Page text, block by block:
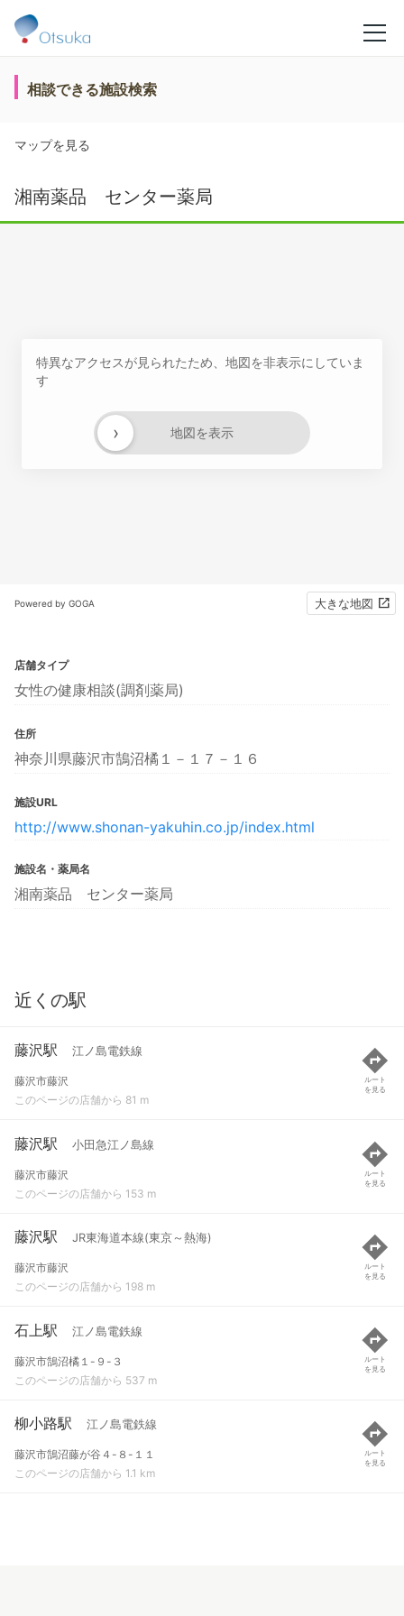
相談できる施設検索
マップを見る
湘南薬品 センター薬局
特異なアクセスが見られたため、地図を非表示にしていま
す
地図を表示
›
Powered by GOGA 大きな地図
店舗タイプ
女性の健康相談(調剤薬局)
住所
神奈川県藤沢市鵠沼橘１－１７－１６
施設URL
http://www.shonan-yakuhin.co.jp/index.html
施設名・薬局名
湘南薬品 センター薬局
近くの駅
藤沢駅 江ノ島電鉄線
藤沢市藤沢
このページの店舗から 81 m
ルート
を見る
藤沢駅 小田急江ノ島線
藤沢市藤沢
このページの店舗から 153 m
ルート
を見る
藤沢駅 JR東海道本線(東京～熱海)
藤沢市藤沢
このページの店舗から 198 m
ルート
を見る
石上駅 江ノ島電鉄線
藤沢市鵠沼橘１-９-３
このページの店舗から 537 m
ルート
を見る
柳小路駅 江ノ島電鉄線
藤沢市鵠沼藤が谷４-８-１１
このページの店舗から 1.1 km
ルート
を見る